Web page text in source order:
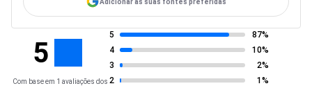
5
Com base em 1 avaliações dos
5
87%
4
10%
3
2%
2
1%